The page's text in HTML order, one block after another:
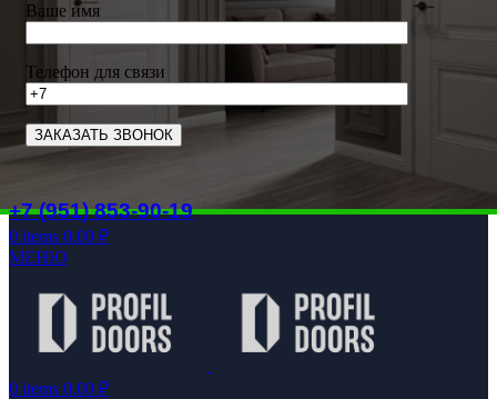
Ваше имя
Телефон для связи
+7 (951) 853-90-19
0 items 0.00 ₽
МЕНЮ
0 items 0.00 ₽